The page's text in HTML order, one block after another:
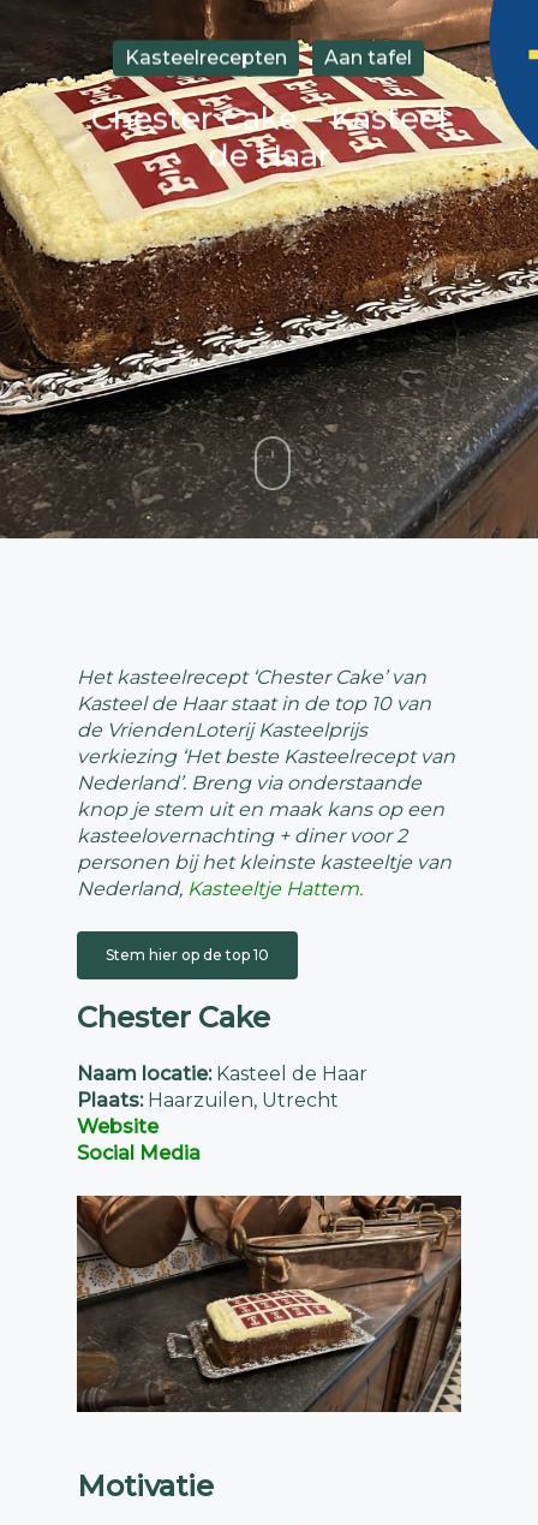
Kasteelrecepten Aan tafel
Chester Cake – Kasteel
de Haar
Het kasteelrecept ‘Chester Cake’ van
Kasteel de Haar staat in de top 10 van
de VriendenLoterij Kasteelprijs
verkiezing ‘Het beste Kasteelrecept van
Nederland’. Breng via onderstaande
knop je stem uit en maak kans op een
kasteelovernachting + diner voor 2
personen bij het kleinste kasteeltje van
Nederland, Kasteeltje Hattem.
Stem hier op de top 10
Chester Cake
Naam locatie:Kasteel de Haar
Plaats:Haarzuilen, Utrecht
Website
Social Media
Motivatie